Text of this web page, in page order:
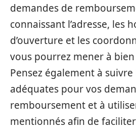
demandes de
connaissant l’adresse, les
d’ouverture et les
vous pourrez mener à
Pensez également à
adéquates pour vos
remboursement et à
mentionnés afin de